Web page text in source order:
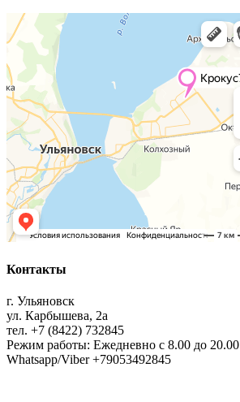
Контакты
г. Ульяновск
ул. Карбышева, 2а
тел. +7 (8422) 732845
Режим работы: Ежедневно с 8.00 до 20.00
Whatsapp/Viber +79053492845